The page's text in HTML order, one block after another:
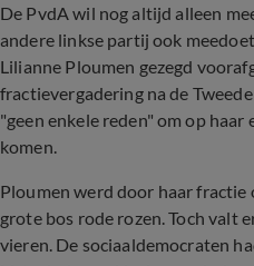
De PvdA wil nog altijd alleen
andere linkse partij ook
Lilianne Ploumen gezegd
fractievergadering na de
"geen enkele reden" om op
komen.
Ploumen werd door haar fractie
grote bos rode rozen. Toch valt
vieren. De sociaaldemocraten